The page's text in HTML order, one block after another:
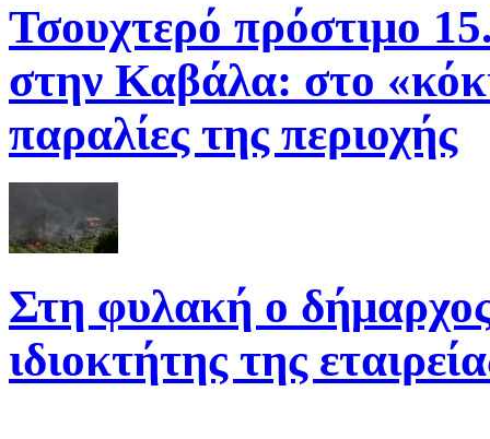
Τσουχτερό πρόστιμο
στην Καβάλα: στο
παραλίες της περιοχής
Στη φυλακή ο
ιδιοκτήτης της